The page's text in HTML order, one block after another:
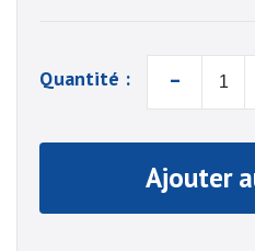
Quantité : -
Ajouter